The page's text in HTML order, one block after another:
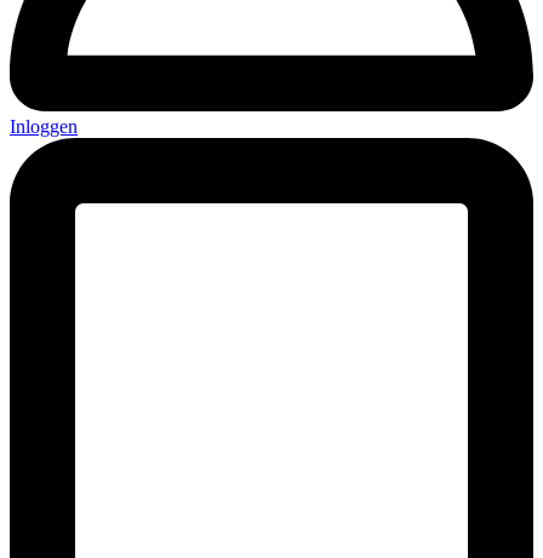
Inloggen